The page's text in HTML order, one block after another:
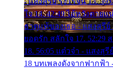
ใจ 14. 42:49 ไอ้หวังตาย
ธาตุแท้ของเธอ - แสงสุรีย์
ยอดรัก สลักใจ 17.
18. 56:05 แต๋วจ๋า - แสงสุรี
18 บทเพลงดังจากฟากฟ้า